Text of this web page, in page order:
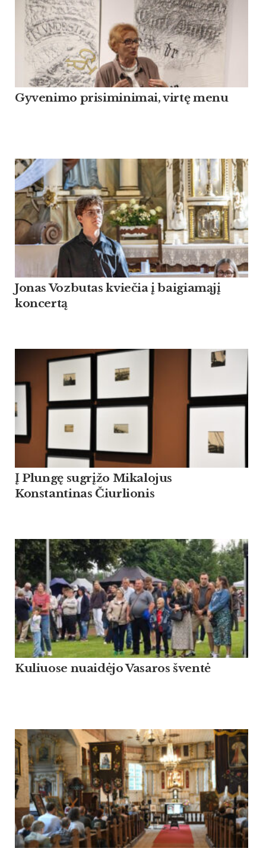
Gyvenimo prisiminimai, virtę menu
Jonas Vozbutas kviečia į baigiamąjį
koncertą
Į Plungę sugrįžo Mikalojus
Konstantinas Čiurlionis
Kuliuose nuaidėjo Vasaros šventė